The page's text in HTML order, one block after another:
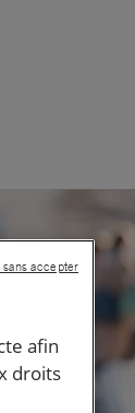
afin
droits
sans accepter